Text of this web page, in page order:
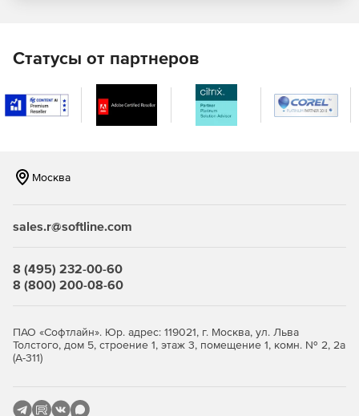
JaCarta WebPass предсталяет собой USB-токен с «OTP
на борту» для двухфакторной аутентификации
пользователей при доступе к защищенным
информационным ресурсам с использованием
JaCarta U2F – строгая двухфакторная аутентификация
Статусы от партнеров
Москва
sales.r@softline.com
8 (495) 232-00-60
8 (800) 200-08-60
ПАО «Софтлайн». Юр. адрес: 119021, г. Москва, ул. Льва
Толстого, дом 5, строение 1, этаж 3, помещение 1, комн. № 2, 2а
(А-311)